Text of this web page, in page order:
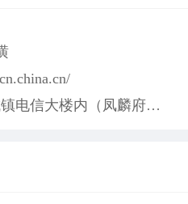
信大楼内（凤麟府东）